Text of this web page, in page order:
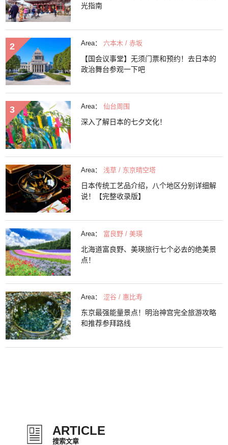
光指南
Area： 六本木 / 赤坂
【国会议事堂】无须门票和预约！去日本的
政治舞台参观一下吧
Area： 仙台周围
深入了解日本的七夕文化！
Area： 浅草 / 东京晴空塔
日本传统工艺品介绍，八个地区分别详细解
说！【完整收录版】
Area： 富良野 / 美瑛
北海道富良野、美瑛旅行七个必去的绝美景
点！
Area： 涩谷 / 惠比寿
东京最强能量景点！明治神宫完全旅游攻略
和推荐参拜路线
ARTICLE
搜索文章